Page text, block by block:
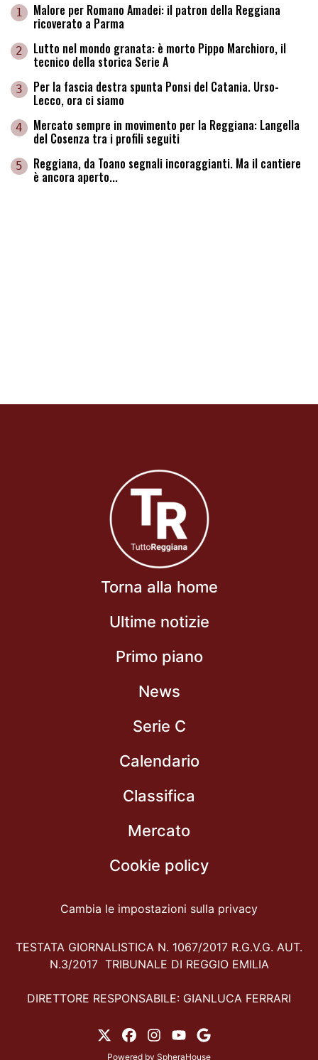
1 Malore per Romano Amadei: il patron della Reggiana
ricoverato a Parma
2 Lutto nel mondo granata: è morto Pippo Marchioro, il
tecnico della storica Serie A
3 Per la fascia destra spunta Ponsi del Catania. Urso-
Lecco, ora ci siamo
4 Mercato sempre in movimento per la Reggiana: Langella
del Cosenza tra i profili seguiti
5 Reggiana, da Toano segnali incoraggianti. Ma il cantiere
è ancora aperto...
Torna alla home
Ultime notizie
Primo piano
News
Serie C
Calendario
Classifica
Mercato
Cookie policy
Cambia le impostazioni sulla privacy
TESTATA GIORNALISTICA N. 1067/2017 R.G.V.G. AUT.
N.3/2017 TRIBUNALE DI REGGIO EMILIA
DIRETTORE RESPONSABILE: GIANLUCA FERRARI
Powered by SpheraHouse